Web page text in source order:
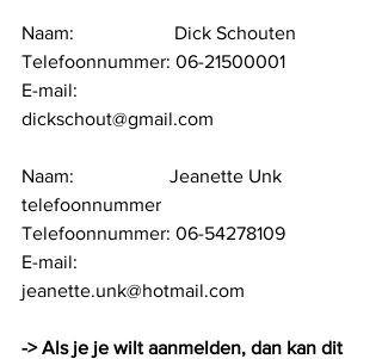
Naam:                     Dick Schouten
Telefoonnummer: 06-21500001
E-mail:
dickschout@gmail.com
Naam:                    Jeanette Unk
telefoonnummer
Telefoonnummer: 06-54278109
E-mail:
jeanette.unk@hotmail.com
-> Als je je wilt aanmelden, dan kan dit